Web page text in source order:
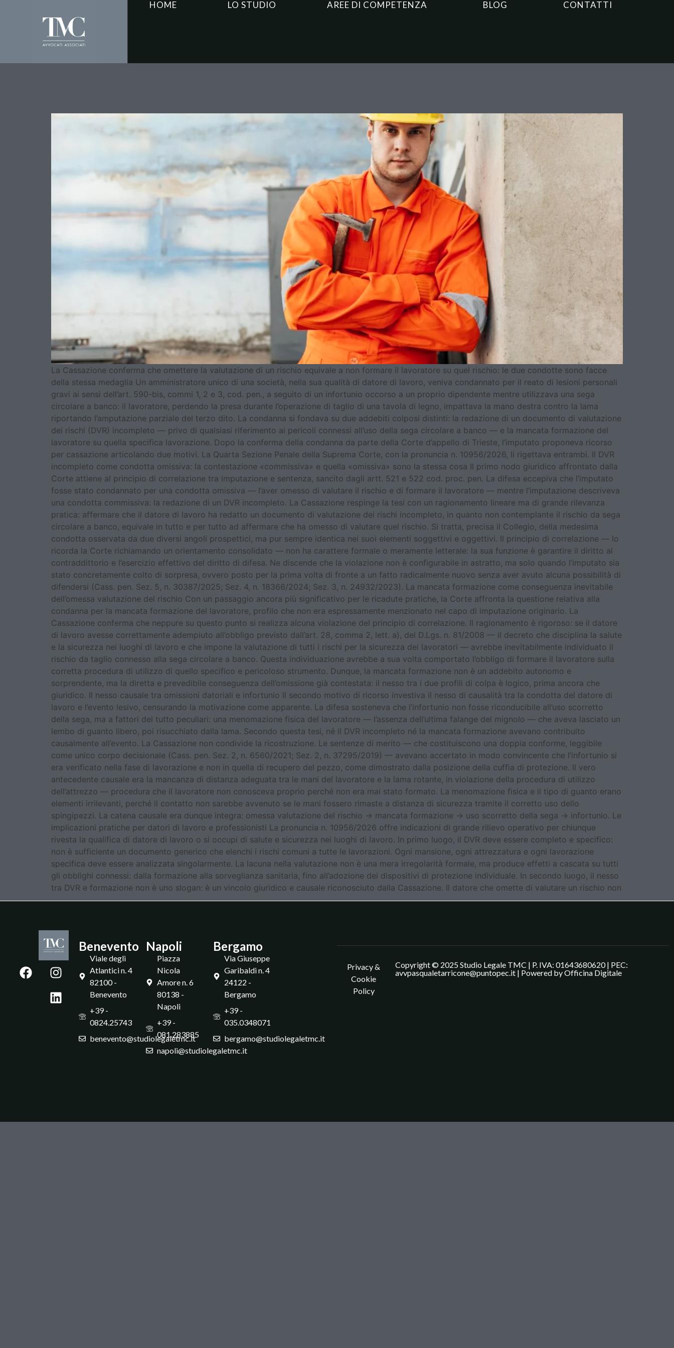
HOME LO STUDIO AREE DI COMPETENZA BLOG CONTATTI
La Cassazione conferma che omettere la valutazione di un rischio equivale a non formare il lavoratore su quel rischio: le due condotte sono facce
della stessa medaglia Un amministratore unico di una società, nella sua qualità di datore di lavoro, veniva condannato per il reato di lesioni personali
gravi ai sensi dell’art. 590-bis, commi 1, 2 e 3, cod. pen., a seguito di un infortunio occorso a un proprio dipendente mentre utilizzava una sega
circolare a banco: il lavoratore, perdendo la presa durante l’operazione di taglio di una tavola di legno, impattava la mano destra contro la lama
riportando l’amputazione parziale del terzo dito. La condanna si fondava su due addebiti colposi distinti: la redazione di un documento di valutazione
dei rischi (DVR) incompleto — privo di qualsiasi riferimento ai pericoli connessi all’uso della sega circolare a banco — e la mancata formazione del
lavoratore su quella specifica lavorazione. Dopo la conferma della condanna da parte della Corte d’appello di Trieste, l’imputato proponeva ricorso
per cassazione articolando due motivi. La Quarta Sezione Penale della Suprema Corte, con la pronuncia n. 10956/2026, li rigettava entrambi. Il DVR
incompleto come condotta omissiva: la contestazione «commissiva» e quella «omissiva» sono la stessa cosa Il primo nodo giuridico affrontato dalla
Corte attiene al principio di correlazione tra imputazione e sentenza, sancito dagli artt. 521 e 522 cod. proc. pen. La difesa eccepiva che l’imputato
fosse stato condannato per una condotta omissiva — l’aver omesso di valutare il rischio e di formare il lavoratore — mentre l’imputazione descriveva
una condotta commissiva: la redazione di un DVR incompleto. La Cassazione respinge la tesi con un ragionamento lineare ma di grande rilevanza
pratica: affermare che il datore di lavoro ha redatto un documento di valutazione dei rischi incompleto, in quanto non contemplante il rischio da sega
circolare a banco, equivale in tutto e per tutto ad affermare che ha omesso di valutare quel rischio. Si tratta, precisa il Collegio, della medesima
condotta osservata da due diversi angoli prospettici, ma pur sempre identica nei suoi elementi soggettivi e oggettivi. Il principio di correlazione — lo
ricorda la Corte richiamando un orientamento consolidato — non ha carattere formale o meramente letterale: la sua funzione è garantire il diritto al
contraddittorio e l’esercizio effettivo del diritto di difesa. Ne discende che la violazione non è configurabile in astratto, ma solo quando l’imputato sia
stato concretamente colto di sorpresa, ovvero posto per la prima volta di fronte a un fatto radicalmente nuovo senza aver avuto alcuna possibilità di
difendersi (Cass. pen. Sez. 5, n. 30387/2025; Sez. 4, n. 18366/2024; Sez. 3, n. 24932/2023). La mancata formazione come conseguenza inevitabile
dell’omessa valutazione del rischio Con un passaggio ancora più significativo per le ricadute pratiche, la Corte affronta la questione relativa alla
condanna per la mancata formazione del lavoratore, profilo che non era espressamente menzionato nel capo di imputazione originario. La
Cassazione conferma che neppure su questo punto si realizza alcuna violazione del principio di correlazione. Il ragionamento è rigoroso: se il datore
di lavoro avesse correttamente adempiuto all’obbligo previsto dall’art. 28, comma 2, lett. a), del D.Lgs. n. 81/2008 — il decreto che disciplina la salute
e la sicurezza nei luoghi di lavoro e che impone la valutazione di tutti i rischi per la sicurezza dei lavoratori — avrebbe inevitabilmente individuato il
rischio da taglio connesso alla sega circolare a banco. Questa individuazione avrebbe a sua volta comportato l’obbligo di formare il lavoratore sulla
corretta procedura di utilizzo di quello specifico e pericoloso strumento. Dunque, la mancata formazione non è un addebito autonomo e
sorprendente, ma la diretta e prevedibile conseguenza dell’omissione già contestata: il nesso tra i due profili di colpa è logico, prima ancora che
giuridico. Il nesso causale tra omissioni datoriali e infortunio Il secondo motivo di ricorso investiva il nesso di causalità tra la condotta del datore di
lavoro e l’evento lesivo, censurando la motivazione come apparente. La difesa sosteneva che l’infortunio non fosse riconducibile all’uso scorretto
della sega, ma a fattori del tutto peculiari: una menomazione fisica del lavoratore — l’assenza dell’ultima falange del mignolo — che aveva lasciato un
lembo di guanto libero, poi risucchiato dalla lama. Secondo questa tesi, né il DVR incompleto né la mancata formazione avevano contribuito
causalmente all’evento. La Cassazione non condivide la ricostruzione. Le sentenze di merito — che costituiscono una doppia conforme, leggibile
come unico corpo decisionale (Cass. pen. Sez. 2, n. 6560/2021; Sez. 2, n. 37295/2019) — avevano accertato in modo convincente che l’infortunio si
era verificato nella fase di lavorazione e non in quella di recupero del pezzo, come dimostrato dalla posizione della cuffia di protezione. Il vero
antecedente causale era la mancanza di distanza adeguata tra le mani del lavoratore e la lama rotante, in violazione della procedura di utilizzo
dell’attrezzo — procedura che il lavoratore non conosceva proprio perché non era mai stato formato. La menomazione fisica e il tipo di guanto erano
elementi irrilevanti, perché il contatto non sarebbe avvenuto se le mani fossero rimaste a distanza di sicurezza tramite il corretto uso dello
spingipezzi. La catena causale era dunque integra: omessa valutazione del rischio → mancata formazione → uso scorretto della sega → infortunio. Le
implicazioni pratiche per datori di lavoro e professionisti La pronuncia n. 10956/2026 offre indicazioni di grande rilievo operativo per chiunque
rivesta la qualifica di datore di lavoro o si occupi di salute e sicurezza nei luoghi di lavoro. In primo luogo, il DVR deve essere completo e specifico:
non è sufficiente un documento generico che elenchi i rischi comuni a tutte le lavorazioni. Ogni mansione, ogni attrezzatura e ogni lavorazione
specifica deve essere analizzata singolarmente. La lacuna nella valutazione non è una mera irregolarità formale, ma produce effetti a cascata su tutti
gli obblighi connessi: dalla formazione alla sorveglianza sanitaria, fino all’adozione dei dispositivi di protezione individuale. In secondo luogo, il nesso
tra DVR e formazione non è uno slogan: è un vincolo giuridico e causale riconosciuto dalla Cassazione. Il datore che omette di valutare un rischio non
Benevento
Viale degli
Atlantici n. 4
82100 -
Benevento
+39 -
0824.25743
benevento@studiolegaletmc.it
Napoli
Piazza
Nicola
Amore n. 6
80138 -
Napoli
+39 -
081.283885
napoli@studiolegaletmc.it
Bergamo
Via Giuseppe
Garibaldi n. 4
24122 -
Bergamo
+39 -
035.0348071
bergamo@studiolegaletmc.it
Privacy &
Cookie
Policy
Copyright © 2025 Studio Legale TMC | P. IVA: 01643680620 | PEC:
avvpasqualetarricone@puntopec.it | Powered byOfficina Digitale